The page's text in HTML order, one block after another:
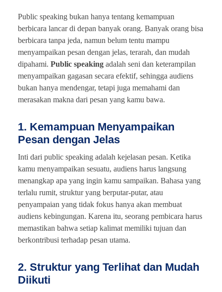
Public speaking bukan hanya tentang kemampuan
berbicara lancar di depan banyak orang. Banyak orang bisa
berbicara tanpa jeda, namun belum tentu mampu
menyampaikan pesan dengan jelas, terarah, dan mudah
dipahami. Public speaking adalah seni dan keterampilan
menyampaikan gagasan secara efektif, sehingga audiens
bukan hanya mendengar, tetapi juga memahami dan
merasakan makna dari pesan yang kamu bawa.
1. Kemampuan Menyampaikan
Pesan dengan Jelas
Inti dari public speaking adalah kejelasan pesan. Ketika
kamu menyampaikan sesuatu, audiens harus langsung
menangkap apa yang ingin kamu sampaikan. Bahasa yang
terlalu rumit, struktur yang berputar-putar, atau
penyampaian yang tidak fokus hanya akan membuat
audiens kebingungan. Karena itu, seorang pembicara harus
memastikan bahwa setiap kalimat memiliki tujuan dan
berkontribusi terhadap pesan utama.
2. Struktur yang Terlihat dan Mudah
Diikuti